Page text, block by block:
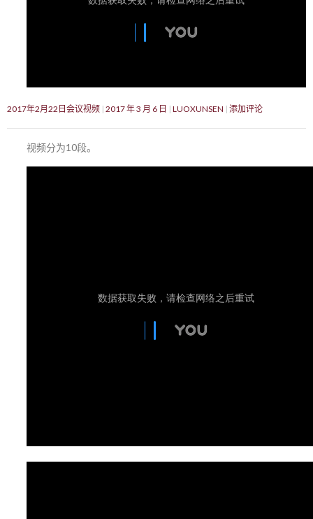
2017年2月22日会议视频 2017 年 3 月 6 日 LUOXUNSEN 添加评论
视频分为10段。